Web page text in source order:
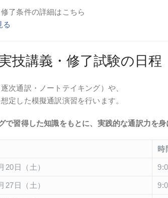
了条件の詳細はこちら
る
技講義・修了試験の日程
次通訳・ノートテイキング）や、
定した模擬通訳演習を行います。
で習得した知識をもとに、実践的な通訳力を身
時
20日（土）
27日（土）